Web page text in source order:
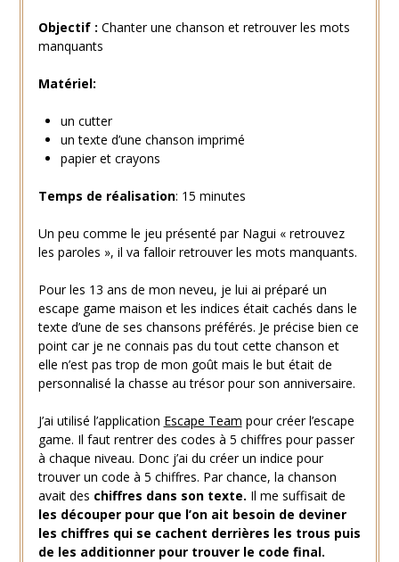
Objectif : Chanter une chanson et retrouver les mots
manquants
Matériel:
un cutter
un texte d’une chanson imprimé
papier et crayons
Temps de réalisation: 15 minutes
Un peu comme le jeu présenté par Nagui « retrouvez
les paroles », il va falloir retrouver les mots manquants.
Pour les 13 ans de mon neveu, je lui ai préparé un
escape game maison et les indices était cachés dans le
texte d’une de ses chansons préférés. Je précise bien ce
point car je ne connais pas du tout cette chanson et
elle n’est pas trop de mon goût mais le but était de
personnalisé la chasse au trésor pour son anniversaire.
J’ai utilisé l’application Escape Team pour créer l’escape
game. Il faut rentrer des codes à 5 chiffres pour passer
à chaque niveau. Donc j’ai du créer un indice pour
trouver un code à 5 chiffres. Par chance, la chanson
avait des chiffres dans son texte. Il me suffisait de
les découper pour que l’on ait besoin de deviner
les chiffres qui se cachent derrières les trous puis
de les additionner pour trouver le code final.